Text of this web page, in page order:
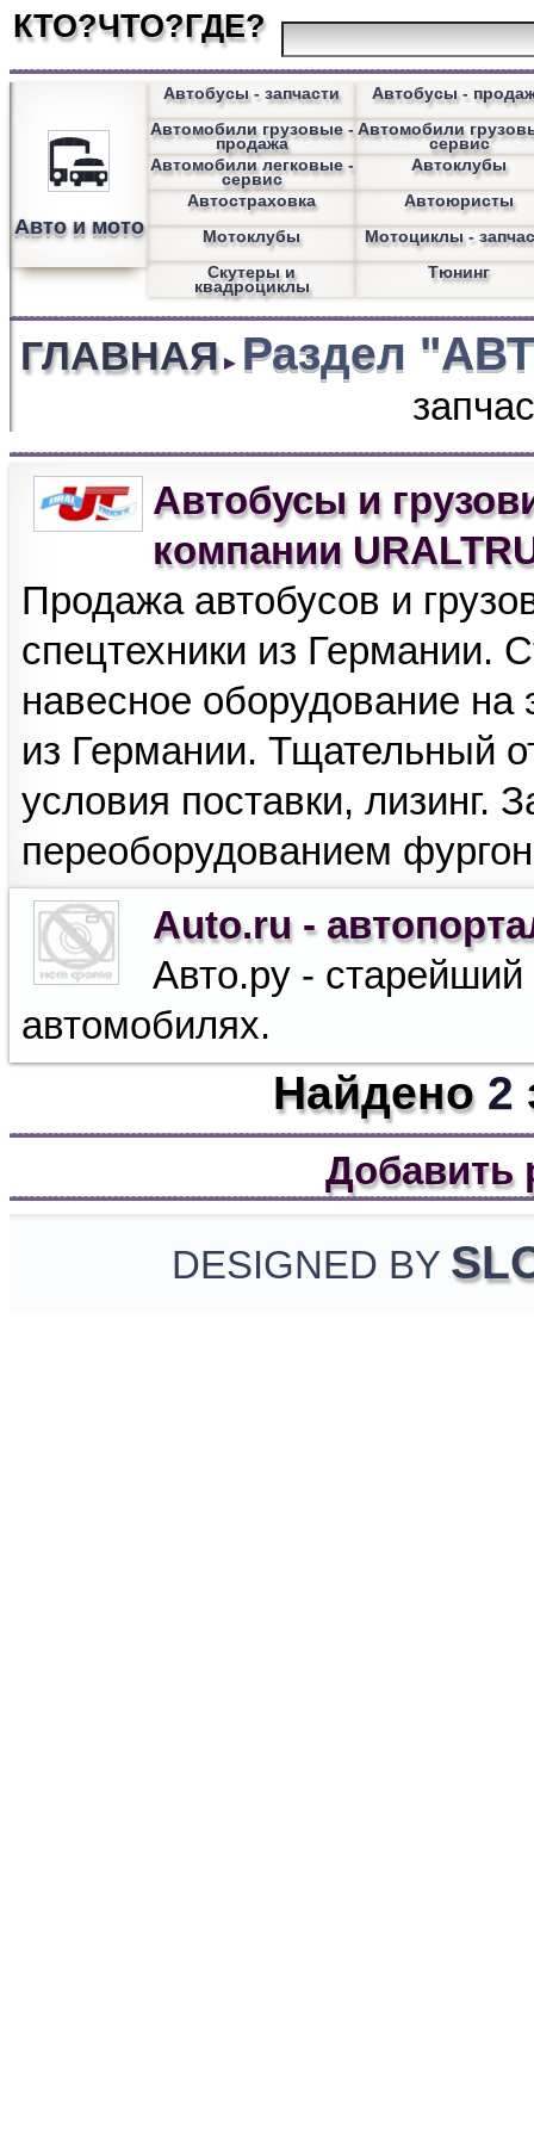
КТО?ЧТО?ГДЕ?
Авто и мото
Автобусы - запчасти
Автобусы -
Автомобили грузовые -
продажа
Автомобили
сервис
Автомобили легковые -
сервис
Автоклубы
Автостраховка
Автоюристы
Мотоклубы
Мотоциклы -
Скутеры и
квадроциклы
Тюнинг
ГЛАВНАЯ Раздел
Автобусы и
компании
Продажа автобусов и
спецтехники из Германии.
навесное оборудование на
из Германии. Тщательный
условия поставки, лизинг.
переоборудованием
Auto.ru -
Авто.ру -
автомобилях.
Найдено 2
Добавить
DESIGNED BY